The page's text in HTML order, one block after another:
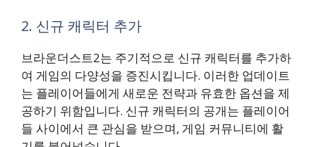
2. 신규 캐릭터 추가
브라운더스트2는 주기적으로 신규 캐릭터를 추가하
여 게임의 다양성을 증진시킵니다. 이러한 업데이트
는 플레이어들에게 새로운 전략과 유효한 옵션을 제
공하기 위함입니다. 신규 캐릭터의 공개는 플레이어
들 사이에서 큰 관심을 받으며, 게임 커뮤니티에 활